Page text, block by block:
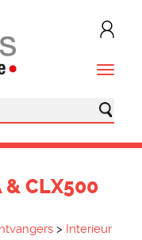
& CLX500
> Interieur